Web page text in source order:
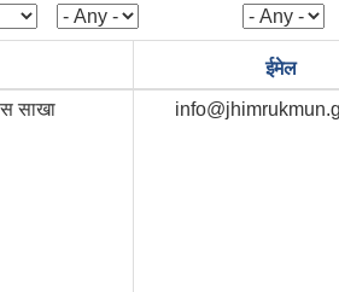
ईमेल
साखा